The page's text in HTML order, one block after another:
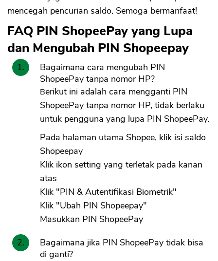
mencegah pencurian saldo. Semoga bermanfaat!
FAQ PIN ShopeePay yang Lupa
dan Mengubah PIN Shopeepay
Bagaimana cara mengubah PIN
ShopeePay tanpa nomor HP?
Berikut ini adalah cara mengganti PIN
ShopeePay tanpa nomor HP, tidak berlaku
untuk pengguna yang lupa PIN ShopeePay.
Pada halaman utama Shopee, klik isi saldo
Shopeepay
Klik ikon setting yang terletak pada kanan
atas
Klik "PIN & Autentifikasi Biometrik"
Klik "Ubah PIN Shopeepay"
Masukkan PIN ShopeePay
Bagaimana jika PIN ShopeePay tidak bisa
di ganti?